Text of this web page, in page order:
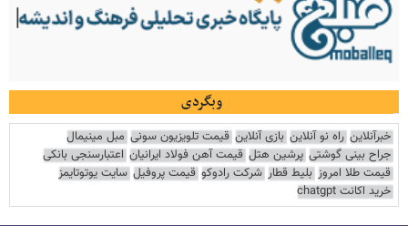
وبگردی
خبرآنلاین راه نو آنلاین بازی آنلاین قیمت تلویزیون سونی مبل مینیمال
جراح بینی گوشتی پرشین هتل قیمت آهن فولاد ایرانیان اعتبارسنجی بانکی
قیمت طلا امروز بلیط قطار شرکت رادوکو قیمت پروفیل سایت یوتوتایمز
خرید اکانت chatgpt